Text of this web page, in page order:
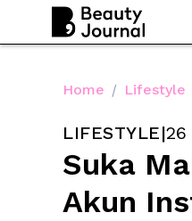
Home / Lifestyle
LIFESTYLE|26
Suka
Akun